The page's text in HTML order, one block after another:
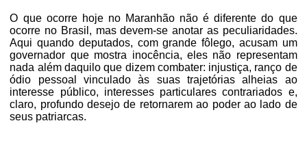
O que ocorre hoje no Maranhão não é diferente do que
ocorre no Brasil, mas devem-se anotar as peculiaridades.
Aqui quando deputados, com grande fôlego, acusam um
governador que mostra inocência, eles não representam
nada além daquilo que dizem combater: injustiça, ranço de
ódio pessoal vinculado às suas trajetórias alheias ao
interesse público, interessesparticulares contrariados e,
claro, profundo desejo de retornarem ao poder ao lado de
seus patriarcas.